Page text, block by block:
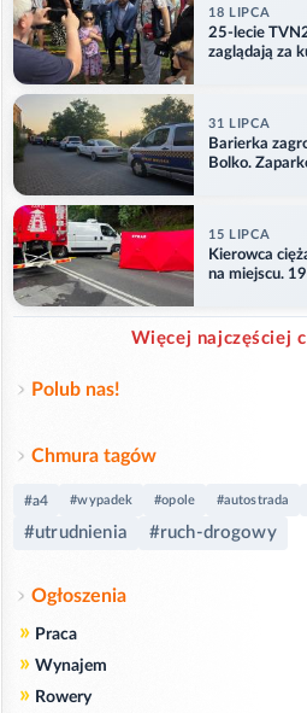
18 LIPCA
25-lecie
zaglądają za
31 LIPCA
Barierka
Bolko.
15 LIPCA
Kierowca
na miejscu.
Więcej najczęściej
Polub nas!
Chmura tagów
#a4 #wypadek #opole #autostrada
#utrudnienia #ruch-drogowy
Ogłoszenia
» Praca
» Wynajem
» Rowery